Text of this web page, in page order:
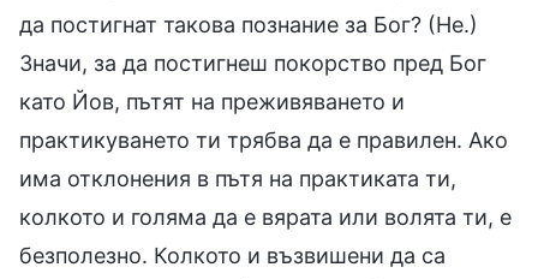
да постигнат такова познание за Бог? (Не.)
Значи, за да постигнеш покорство пред Бог
като Йов, пътят на преживяването и
практикуването ти трябва да е правилен. Ако
има отклонения в пътя на практиката ти,
колкото и голяма да е вярата или волята ти, е
безполезно. Колкото и възвишени да са